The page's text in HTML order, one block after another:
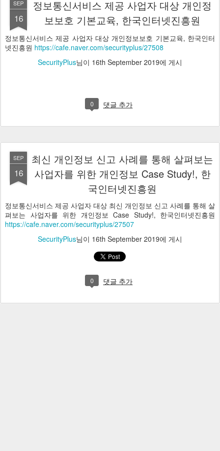
SEP
16
정보통신서비스 제공 사업자 대상 개인정
보보호 기본교육, 한국인터넷진흥원
정보통신서비스 제공 사업자 대상 개인정보보호 기본교육, 한국인터
넷진흥원 https://cafe.naver.com/securityplus/27508
SecurityPlus님이 16th September 2019에 게시
0 댓글 추가
SEP
16
최신 개인정보 신고 사례를 통해 살펴보는
사업자를 위한 개인정보 Case Study!, 한
국인터넷진흥원
정보통신서비스 제공 사업자 대상 최신 개인정보 신고 사례를 통해 살
펴보는 사업자를 위한 개인정보 Case Study!, 한국인터넷진흥원
https://cafe.naver.com/securityplus/27507
SecurityPlus님이 16th September 2019에 게시
0 댓글 추가